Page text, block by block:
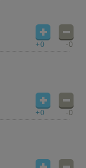
+0 -0
+0 -0